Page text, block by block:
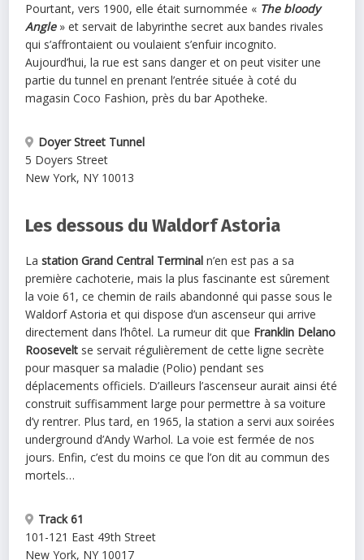
Pourtant, vers 1900, elle était surnommée « The bloody
Angle» et servait de labyrinthe secret aux bandes rivales
qui s’affrontaient ou voulaient s’enfuir incognito.
Aujourd’hui, la rue est sans danger et on peut visiter une
partie du tunnel en prenant l’entrée située à coté du
magasin Coco Fashion, près du bar Apotheke.
Doyer Street Tunnel
5 Doyers Street
New York, NY 10013
Les dessous du Waldorf Astoria
La station Grand Central Terminal n’en est pas a sa
première cachoterie, mais la plus fascinante est sûrement
la voie 61, ce chemin de rails abandonné qui passe sous le
Waldorf Astoria et qui dispose d’un ascenseur qui arrive
directement dans l’hôtel. La rumeur dit que Franklin Delano
Roosevelt se servait régulièrement de cette ligne secrète
pour masquer sa maladie (Polio) pendant ses
déplacements officiels. D’ailleurs l’ascenseur aurait ainsi été
construit suffisamment large pour permettre à sa voiture
d’y rentrer. Plus tard, en 1965, la station a servi aux soirées
underground d’Andy Warhol. La voie est fermée de nos
jours. Enfin, c’est du moins ce que l’on dit au commun des
mortels…
Track 61
101-121 East 49th Street
New York, NY 10017